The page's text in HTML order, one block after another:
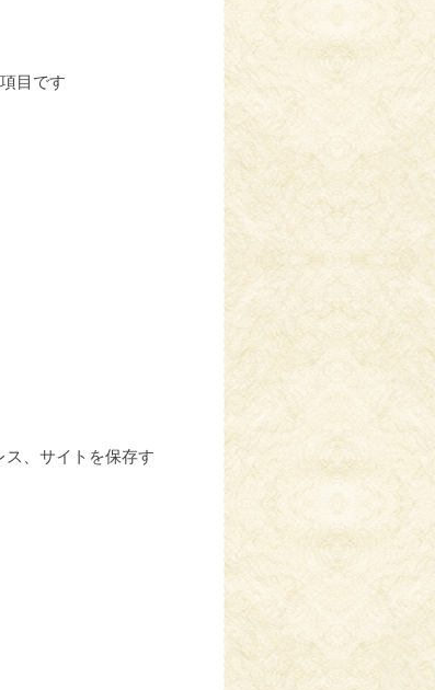
目です
、サイトを保存す